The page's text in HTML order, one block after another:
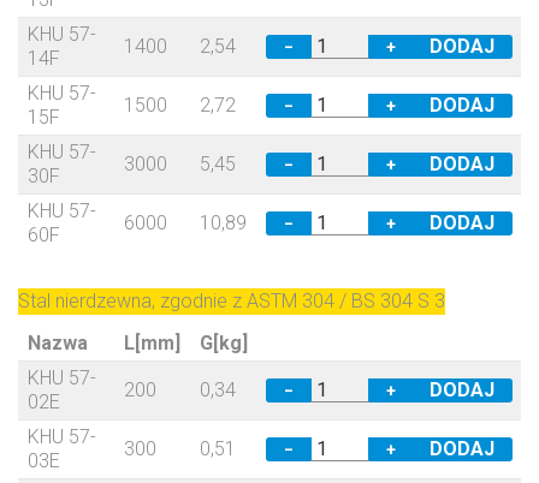
KHU 57-
14F
1400 2,54 − +
KHU 57-
15F
1500 2,72 − +
KHU 57-
30F
3000 5,45 − +
KHU 57-
60F
6000 10,89 − +
Stal nierdzewna, zgodnie z ASTM 304 / BS 304 S 3
Nazwa
L[mm]
G[kg]
KHU 57-
02E
200 0,34 − +
KHU 57-
03E
300 0,51 − +